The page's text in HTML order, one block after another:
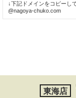
↓下記ドメインをコピーし
@nagoya-chuko.com
東海店